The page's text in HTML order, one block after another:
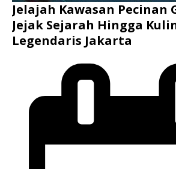
Jelajah Kawasan Pecinan
Jejak Sejarah Hingga
Legendaris Jakarta